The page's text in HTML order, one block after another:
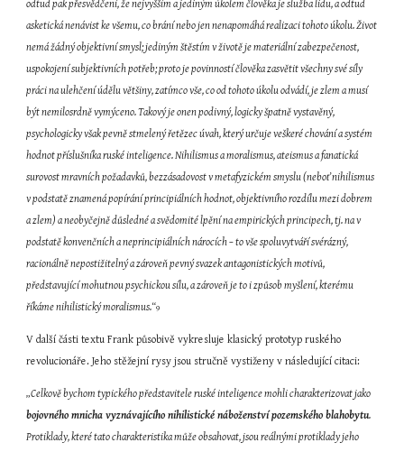
odtud pak přesvědčení, že nejvyšším a jediným úkolem člověka je služba lidu, a odtud
asketická nenávist ke všemu, co brání nebo jen nenapomáhá realizaci tohoto úkolu. Život
nemá žádný objektivní smysl; jediným štěstím v životě je materiální zabezpečenost,
uspokojení subjektivních potřeb; proto je povinností člověka zasvětit všechny své síly
práci na ulehčení údělu většiny, zatímco vše, co od tohoto úkolu odvádí, je zlem a musí
být nemilosrdně vymýceno. Takový je onen podivný, logicky špatně vystavěný,
psychologicky však pevně stmelený řetězec úvah, který určuje veškeré chování a systém
hodnot příslušníka ruské inteligence. Nihilismus a moralismus, ateismus a fanatická
surovost mravních požadavků, bezzásadovost v metafyzickém smyslu (neboť nihilismus
v podstatě znamená popírání principiálních hodnot, objektivního rozdílu mezi dobrem
a zlem) a neobyčejně důsledné a svědomité lpění na empirických principech, tj. na v
podstatě konvenčních a neprincipiálních nárocích – to vše spoluvytváří svérázný,
racionálně nepostižitelný a zároveň pevný svazek antagonistických motivů,
představující mohutnou psychickou sílu, a zároveň je to i způsob myšlení, kterému
říkáme nihilistický moralismus.“9
V další části textu Frank působivě vykresluje klasický prototyp ruského
revolucionáře. Jeho stěžejní rysy jsou stručně vystiženy v následující citaci:
bojovného mnicha vyznávajícího nihilistické náboženství pozemského blahobytu.
Protiklady, které tato charakteristika může obsahovat, jsou reálnými protiklady jeho